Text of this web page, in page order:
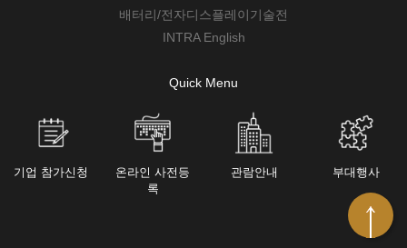
배터리/전자디스플레이기술전
INTRA English
Quick Menu
기업 참가신청
온라인 사전등
록
관람안내 부대행사